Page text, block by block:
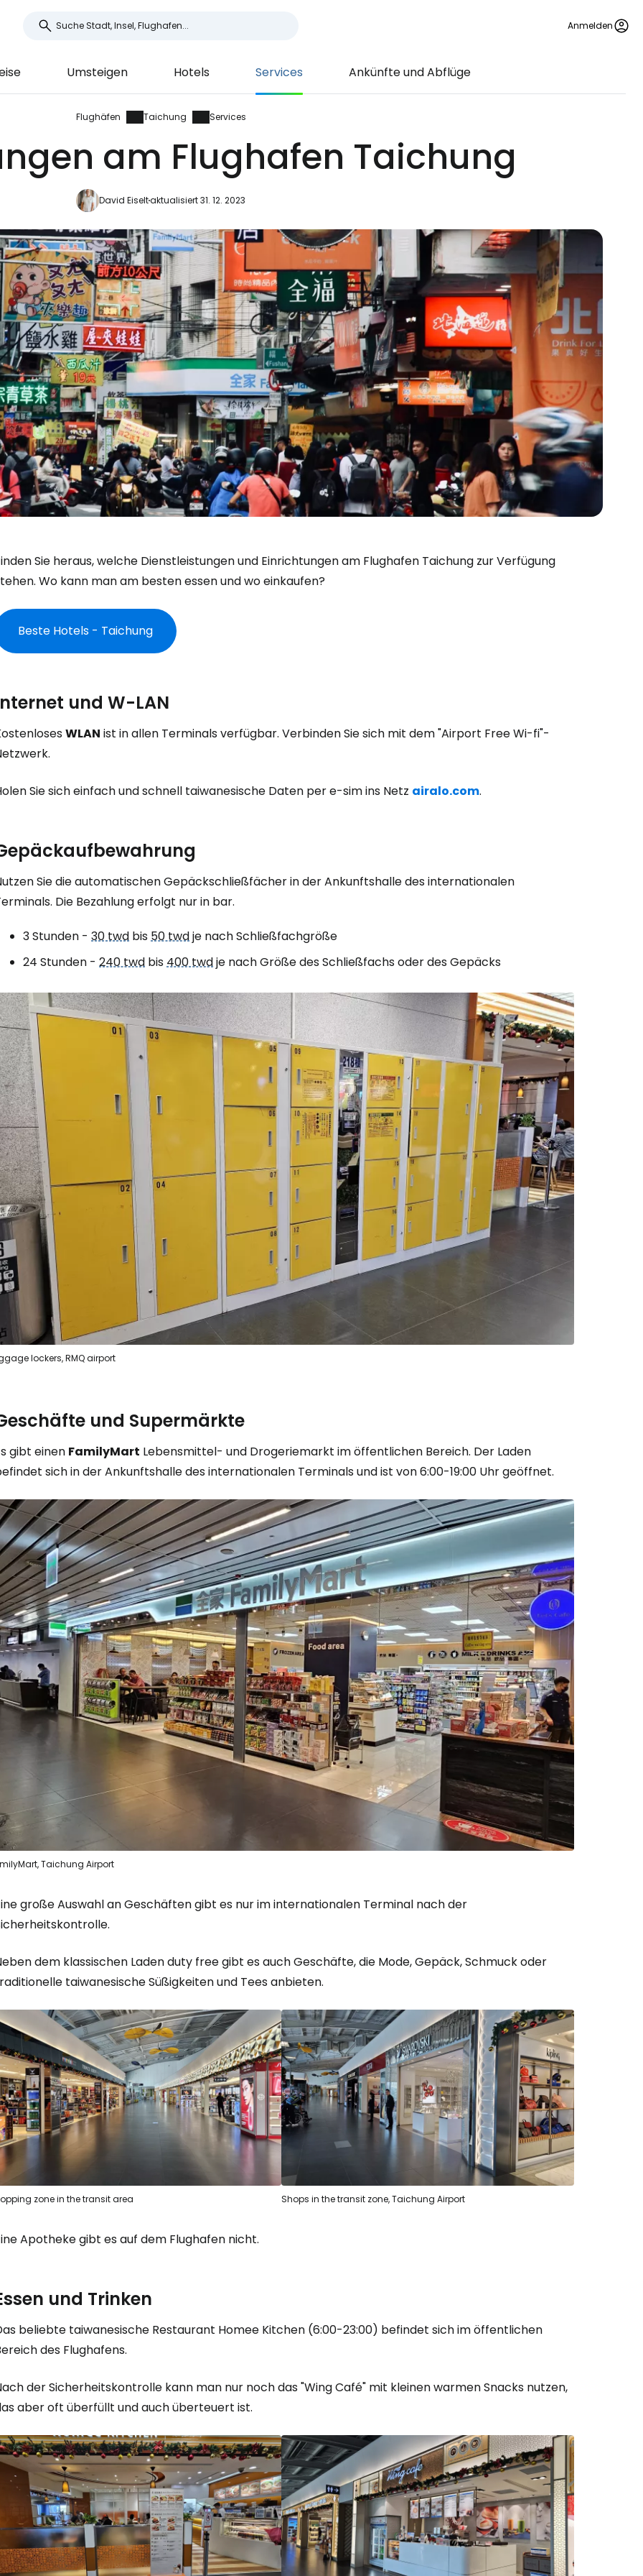
Anmelden
Umsteigen Hotels Services Ankünfte und Abflüge
Flughäfen Taichung Services
am Flughafen Taichung
David Eiseltaktualisiert 31. 12. 2023
Sie heraus, welche Dienstleistungen und Einrichtungen am Flughafen Taichung zur Verfügung
Wo kann man am besten essen und wo einkaufen?
Beste Hotels - Taichung
und W-LAN
WLAN ist in allen Terminals verfügbar. Verbinden Sie sich mit dem "Airport Free Wi-fi"-
Sie sich einfach und schnell taiwanesische Daten per e-sim ins Netz airalo.com.
Sie die automatischen Gepäckschließfächer in der Ankunftshalle des internationalen
Die Bezahlung erfolgt nur in bar.
3 Stunden - 30 twd bis50 twdje nach Schließfachgröße
24 Stunden - 240 twd bis400 twdje nach Größe des Schließfachs oder des Gepäcks
lockers, RMQ airport
und Supermärkte
gibt einen FamilyMart Lebensmittel- und Drogeriemarkt im öffentlichen Bereich. Der Laden
sich in der Ankunftshalle des internationalen Terminals und ist von 6:00-19:00 Uhr geöffnet.
Taichung Airport
große Auswahl an Geschäften gibt es nur im internationalen Terminal nach der
dem klassischen Ladenduty freegibt es auch Geschäfte, die Mode, Gepäck, Schmuck oder
taiwanesische Süßigkeiten und Tees anbieten.
zone in the transit area Shops in the transit zone, Taichung Airport
Apotheke gibt es auf dem Flughafen nicht.
und Trinken
beliebte taiwanesische Restaurant Homee Kitchen (6:00-23:00) befindet sich im öffentlichen
des Flughafens.
der Sicherheitskontrolle kann man nur noch das "Wing Café" mit kleinen warmen Snacks nutzen,
aber oft überfüllt und auch überteuert ist.
Anmeldung bei Cestee
Weiter mit Facebook
Weiter mit E-Mail